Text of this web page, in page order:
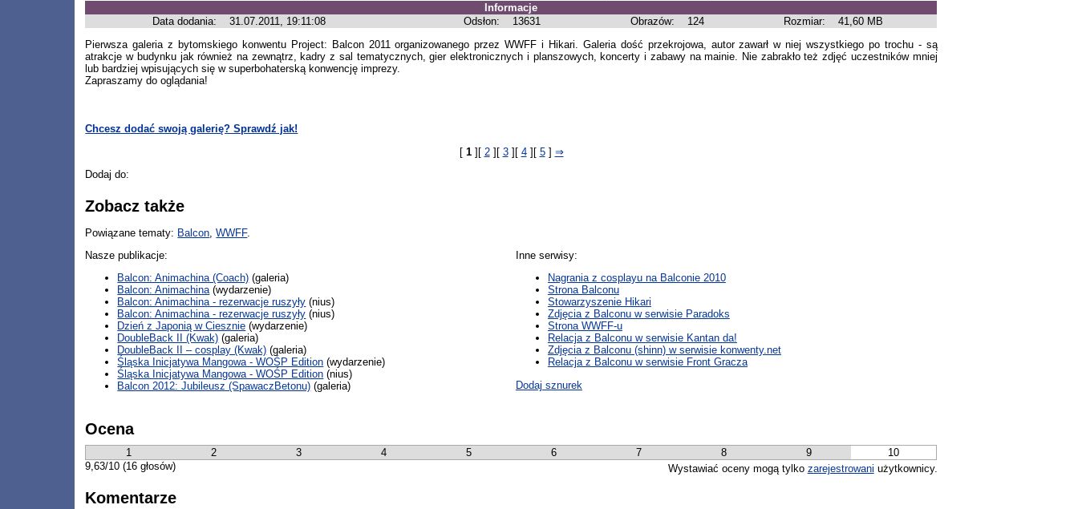
Informacje
Data dodania:
31.07.2011, 19:11:08 Odsłon: 13631 Obrazów: 124 Rozmiar:
41,60 MB
Pierwsza galeria z bytomskiego konwentu Project: Balcon 2011 organizowanego przez WWFF i Hikari. Galeria dość przekrojowa, autor zawarł w niej wszystkiego po trochu - są
atrakcje w budynku jak również na zewnątrz, kadry z sal tematycznych, gier elektronicznych i planszowych, koncerty i zabawy na mainie. Nie zabrakło też zdjęć uczestników mniej
lub bardziej wpisujących się w superbohaterską konwencję imprezy.
Zapraszamy do oglądania!
Chcesz dodać swoją galerię? Sprawdź jak!
[ 1][ 2][ 3][ 4][ 5] ⇒
Dodaj do:
Zobacz także
Powiązane tematy: Balcon ,WWFF.
Nasze publikacje:
Balcon: Animachina (Coach) (galeria)
Balcon: Animachina(wydarzenie)
Balcon: Animachina - rezerwacje ruszyły (nius)
Balcon: Animachina - rezerwacje ruszyły (nius)
Dzień z Japonią w Ciesznie (wydarzenie)
DoubleBack II (Kwak) (galeria)
DoubleBack II – cosplay (Kwak) (galeria)
Śląska Inicjatywa Mangowa - WOŚP Edition (wydarzenie)
Śląska Inicjatywa Mangowa - WOŚP Edition (nius)
Balcon 2012: Jubileusz (SpawaczBetonu) (galeria)
Inne serwisy:
Nagrania z cosplayu na Balconie 2010
Strona Balconu
Stowarzyszenie Hikari
Zdjęcia z Balconu w serwisie Paradoks
Strona WWFF-u
Relacja z Balconu w serwisie Kantan da!
Zdjęcia z Balconu (shinn) w serwisie konwenty.net
Relacja z Balconu w serwisie Front Gracza
Dodaj sznurek
Ocena
1 2 3 4 5 6 7 8 9
10
Wystawiać oceny mogą tylko zarejestrowani użytkownicy.
9,63/10 (16 głosów)
Komentarze